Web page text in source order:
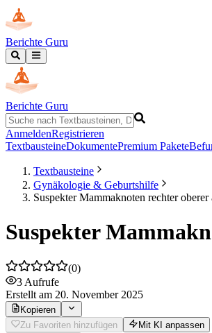
Berichte Guru
Berichte Guru
AnmeldenRegistrieren
TextbausteineDokumentePremium Pakete
Textbausteine
Gynäkologie & Geburtshilfe
Suspekter Mammaknoten rechter oberer
Suspekter
(0)
3 Aufrufe
Erstellt am 20. November 2025
Kopieren
Zu Favoriten hinzufügen
Mit KI anpassen